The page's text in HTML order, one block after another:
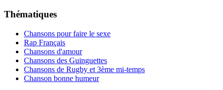
Thématiques
Chansons pour faire le sexe
Rap Français
Chansons d'amour
Chansons des Guinguettes
Chansons de Rugby et 3ème mi-temps
Chanson bonne humeur